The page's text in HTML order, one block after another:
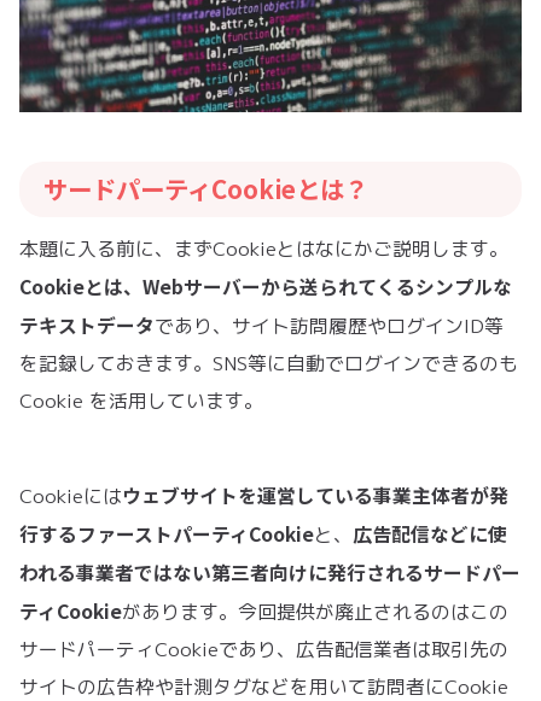
サードパーティCookieとは？
本題に入る前に、まずCookieとはなにかご説明します。
Cookieとは、Webサーバーから送られてくるシンプルな
テキストデータであり、サイト訪問履歴やログインID等
を記録しておきます。SNS等に自動でログインできるのも
Cookie を活用しています。
Cookieにはウェブサイトを運営している事業主体者が発
行するファーストパーティCookieと、 広告配信などに使
われる事業者ではない第三者向けに発行されるサードパー
ティCookieがあります。今回提供が廃止されるのはこの
サードパーティCookieであり、広告配信業者は取引先の
サイトの広告枠や計測タグなどを用いて訪問者にCookie